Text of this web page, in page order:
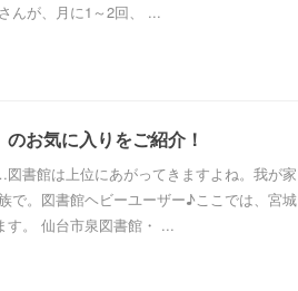
んが、月に1～2回、 ...
お気に入りをご紹介！
書館は上位にあがってきますよね。我が家
で。図書館ヘビーユーザー♪ここでは、宮城
す。 仙台市泉図書館・ ...